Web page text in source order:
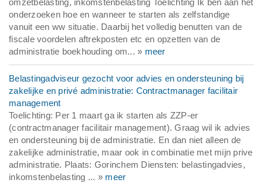
omzetbelasting, inkomstenbelasting Toelichting Ik ben aan het
onderzoeken hoe en wanneer te starten als zelfstandige
vanuit een ww situatie. Daarbij het volledig benutten van de
fiscale voordelen aftrekposten etc en opzetten van de
administratie boekhouding om... » meer
Belastingadviseur gezocht voor advies en ondersteuning bij
zakelijke en privé administratie: Contractmanager facilitair
management
Toelichting: Per 1 maart ga ik starten als ZZP-er
(contractmanager facilitair management). Graag wil ik advies
en ondersteuning bij de administratie. En dan niet alleen de
zakelijke administratie, maar ook in combinatie met mijn prive
administratie. Plaats: Gorinchem Diensten: belastingadvies,
inkomstenbelasting ... » meer